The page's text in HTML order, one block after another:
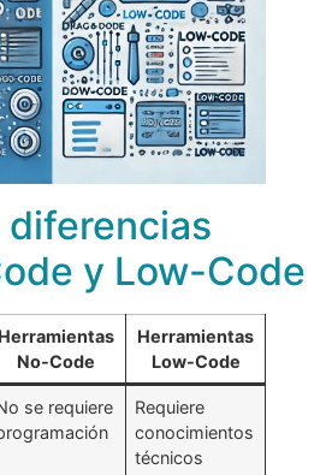
y Low-Code
Herramientas
No-Code
Herramientas
Low-Code
se requiere
Requiere
conocimientos
técnicos